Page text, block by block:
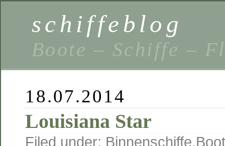
schiffeblog
Boote – Schiffe –
18.07.2014
Louisiana Star
Filed under: Binnenschiffe,